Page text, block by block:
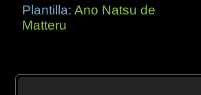
Plantilla:Ano Natsu de
Matteru